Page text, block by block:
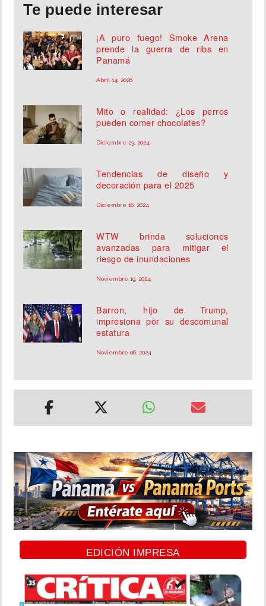
Te puede interesar
¡A puro fuego! Smoke Arena
prende la guerra de ribs en
Panamá
Abril 14, 2026
Mito o realidad: ¿Los perros
pueden comer chocolates?
Diciembre 23, 2024
Tendencias de diseño y
decoración para el 2025
Diciembre 16, 2024
WTW brinda soluciones
avanzadas para mitigar el
riesgo de inundaciones
Noviembre 19, 2024
Barron, hijo de Trump,
impresiona por su descomunal
estatura
Noviembre 06, 2024
EDICIÓN IMPRESA